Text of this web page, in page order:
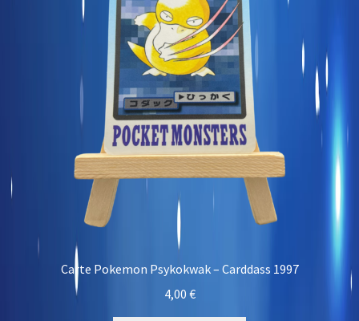
Carte Pokemon Psykokwak – Carddass 1997
4,00 €